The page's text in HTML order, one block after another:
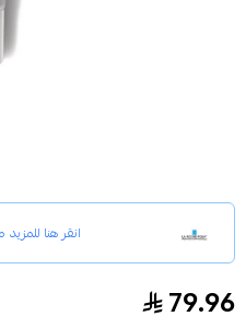
انقر هنا
مرطب ملون ايفاكلار دو
79.96